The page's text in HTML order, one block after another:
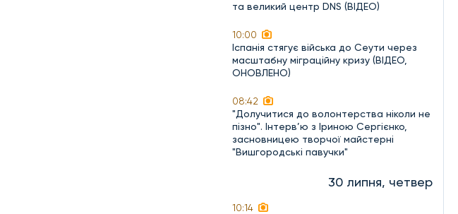
та великий центр DNS (ВІДЕО)
10:00
Іспанія стягує війська до Сеути через
масштабну міграційну кризу (ВІДЕО,
ОНОВЛЕНО)
08:42
"Долучитися до волонтерства ніколи не
пізно". Інтерв’ю з Іриною Сергієнко,
засновницею творчої майстерні
"Вишгородські павучки"
30 липня, четвер
10:14